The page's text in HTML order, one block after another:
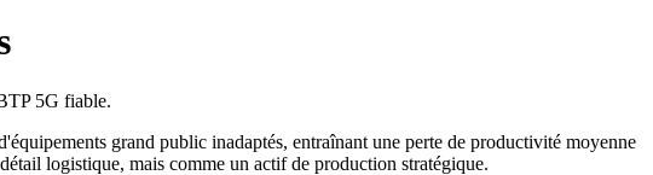
5G fiable.
grand public inadaptés, entraînant une perte de productivité moyenne
logistique, mais comme un actif de production stratégique.